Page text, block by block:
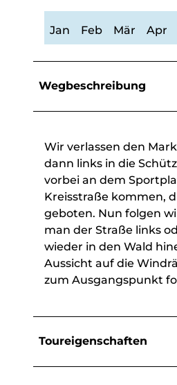
Jan Feb Mär Apr
Wegbeschreibung
Wir verlassen den
dann links in die
vorbei an dem
Kreisstraße kommen,
geboten. Nun folgen
man der Straße links
wieder in den Wald
Aussicht auf die
zum Ausgangspunkt
Toureigenschaften